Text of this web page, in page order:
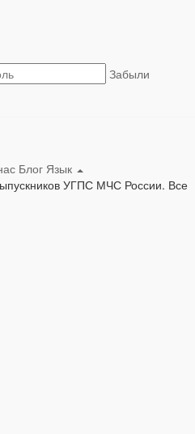
Забыли
Блог Язык
УГПС МЧС России. Все